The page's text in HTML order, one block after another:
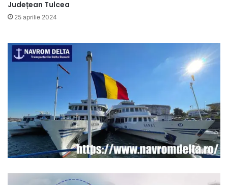
Județean Tulcea
25 aprilie 2024